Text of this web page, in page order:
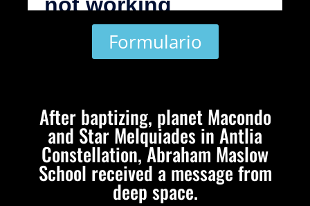
Formulario
After baptizing, planet Macondo
and Star Melquiades in Antlia
Constellation, Abraham Maslow
School received a message from
deep space.